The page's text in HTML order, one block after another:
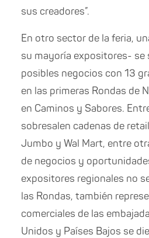
sus creadores”.
En otro sector de la feria,
su mayoría expositores- se
posibles negocios con 13
en las primeras Rondas de
en Caminos y Sabores.
sobresalen cadenas de
Jumbo y Wal Mart, entre
de negocios y
expositores regionales no
las Rondas, también
comerciales de las
Unidos y Países Bajos se